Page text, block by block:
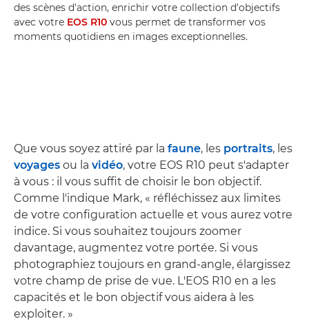
des scènes d'action, enrichir votre collection d'objectifs
avec votre EOS R10 vous permet de transformer vos
moments quotidiens en images exceptionnelles.
Que vous soyez attiré par la faune, les portraits, les
voyages ou la vidéo, votre EOS R10 peut s'adapter
à vous : il vous suffit de choisir le bon objectif.
Comme l'indique Mark, « réfléchissez aux limites
de votre configuration actuelle et vous aurez votre
indice. Si vous souhaitez toujours zoomer
davantage, augmentez votre portée. Si vous
photographiez toujours en grand-angle, élargissez
votre champ de prise de vue. L'EOS R10 en a les
capacités et le bon objectif vous aidera à les
exploiter. »